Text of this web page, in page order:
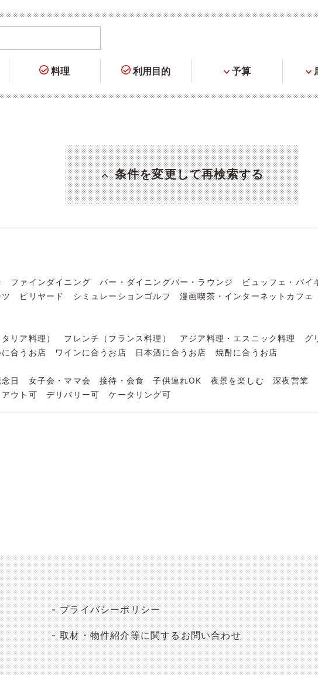
料理 利用目的 予算
条件を変更して再検索する
ファインダイニング バー・ダイニングバー・ラウンジ ビュッフェ・バイ
ビリヤード シミュレーションゴルフ 漫画喫茶・インターネットカフェ
リア料理） フレンチ（フランス料理） アジア料理・エスニック料理 グ
に合うお店 ワインに合うお店 日本酒に合うお店
焼酎に合うお店
日 女子会・ママ会 接待・会食 子供連れOK 夜景を楽しむ 深夜営業
ウト可 デリバリー可 ケータリング可
プライバシーポリシー
取材・物件紹介等に関するお問い合わせ